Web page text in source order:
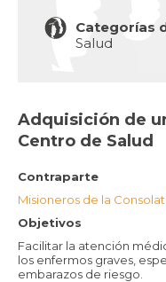
Adquisición de
Centro de Salud
Contraparte
Misioneros de la
Objetivos
Facilitar la atención
los enfermos graves,
embarazos de riesgo.
Categorías
Salud